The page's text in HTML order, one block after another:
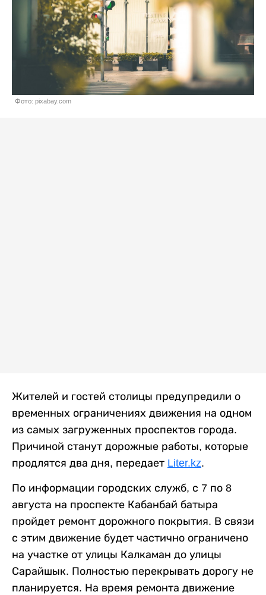
Фото: pixabay.com
Жителей и гостей столицы предупредили о
временных ограничениях движения на одном
из самых загруженных проспектов города.
Причиной станут дорожные работы, которые
продлятся два дня, передает Liter.kz.
По информации городских служб, с 7 по 8
августа на проспекте Кабанбай батыра
пройдет ремонт дорожного покрытия. В связи
с этим движение будет частично ограничено
на участке от улицы Калкаман до улицы
Сарайшык. Полностью перекрывать дорогу не
планируется. На время ремонта движение